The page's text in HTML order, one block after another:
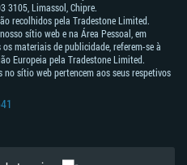
3105, Limassol, Chipre.
recolhidos pela Tradestone Limited.
sítio web e na Área Pessoal, em
materiais de publicidade, referem-se à
Europeia pela Tradestone Limited.
sítio web pertencem aos seus respetivos